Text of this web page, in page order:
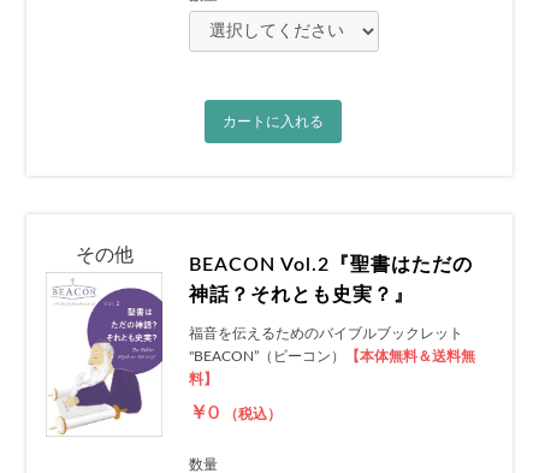
カートに入れる
その他
BEACON Vol.2『聖書はただの
神話？それとも史実？』
福音を伝えるためのバイブルブックレット
"BEACON”（ビーコン）
【本体無料＆送料無
料】
￥0 （税込）
数量